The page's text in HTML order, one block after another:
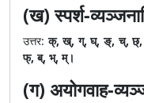
(ख) स्पर्श-
उत्तर:क्, ख्, ग्, घ्, ङ्, च्,
फ्, ब्, भ्, म्।
(ग) अयोगवाह-